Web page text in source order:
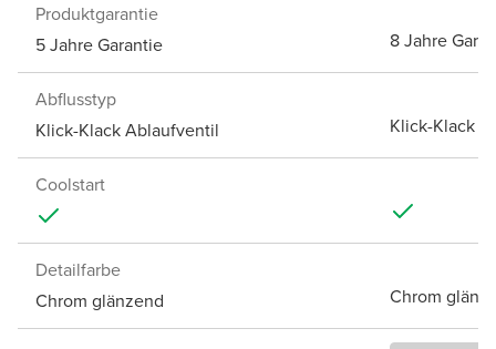
Produktgarantie
5 Jahre Garantie
8 Jahre
Abflusstyp
Klick-Klack Ablaufventil
Klick-Klack
Coolstart
Detailfarbe
Chrom glänzend
Chrom